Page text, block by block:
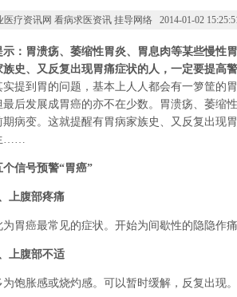
医疗资讯网 看病求医资讯 挂导网络 2014-01-02
示：胃溃疡、萎缩性胃炎、胃息肉等某些慢性
族史、又反复出现胃痛症状的人，一定要提高警
到胃的问题，基本上人人都会有一箩筐的胃
最后发展成胃癌的亦不在少数。胃溃疡、萎缩
期病变。这就提醒有胃病家族史、又反复出现
……
个信号预警“胃癌”
上腹部疼痛
癌最常见的症状。开始为间歇性的隐隐作痛
上腹部不适
胀感或烧灼感。可以暂时缓解，反复出现。